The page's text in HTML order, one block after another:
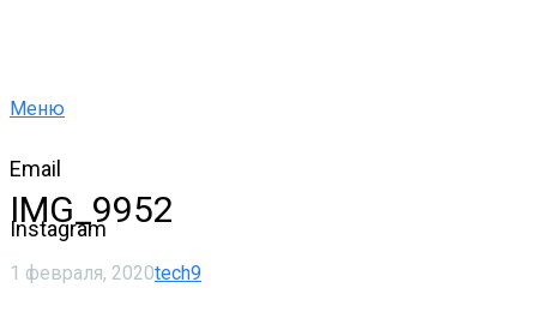
Меню
Email
Instagram
IMG_9952
1 февраля, 2020tech9